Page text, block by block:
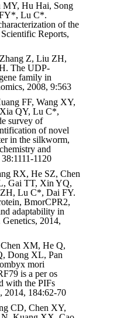
MY, Hu Hai, Song
Lu C*.
of the
Reports,
Z, Liu ZH,
The UDP-
family in
2008, 9:563
FF, Wang XY,
QY, Lu C*,
survey of
of novel
in the silkworm,
and
1120
RX, He SZ, Chen
Gai TT, Xin YQ,
Lu C*, Dai FY.
BmorCPR2,
adaptability in
2014,
XM, He Q,
Dong XL, Pan
mori
is a per os
with the PIFs
2014, 184:62-70
CD, Chen XY,